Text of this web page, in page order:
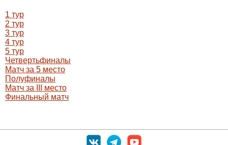
1 тур
2 тур
3 тур
4 тур
5 тур
Четвертьфиналы
Матч за 5 место
Полуфиналы
Матч за III место
Финальный матч